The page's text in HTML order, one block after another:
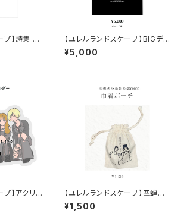
】詩集 「L
【ユレルランドスケープ】BIGデ
ザインTシャツ
¥5,000
プ】アクリル
【ユレルランドスケープ】空蝉さ
な・巾着ポーチ
¥1,500